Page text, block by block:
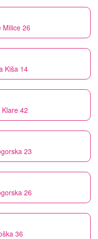
Milice 26
Kiša 14
42
23
26
36